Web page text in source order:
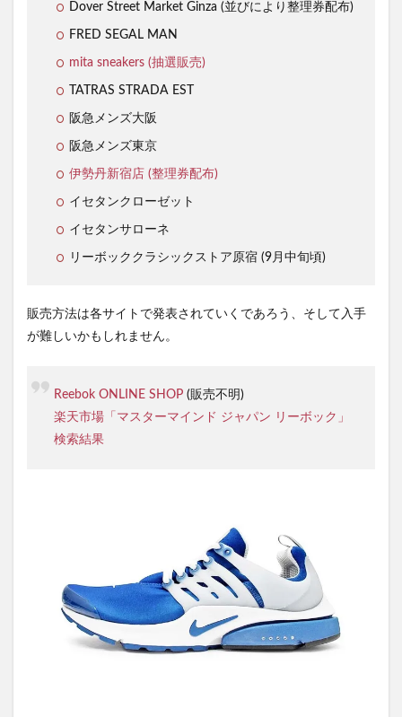
Dover Street Market Ginza (並びにより整理券配布)
FRED SEGAL MAN
mita sneakers (抽選販売)
TATRAS STRADA EST
阪急メンズ大阪
阪急メンズ東京
伊勢丹新宿店 (整理券配布)
イセタンクローゼット
イセタンサローネ
リーボッククラシックストア原宿 (9月中旬頃)
販売方法は各サイトで発表されていくであろう、そして入手
が難しいかもしれません。
Reebok ONLINE SHOP (販売不明)
楽天市場「マスターマインド ジャパン リーボック」
検索結果